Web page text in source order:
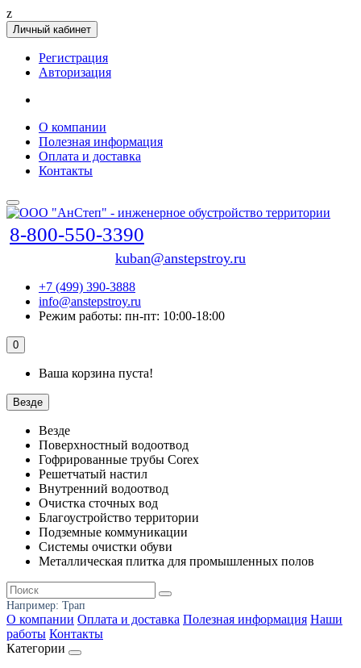
z
Личный кабинет
Регистрация
Авторизация
О компании
Полезная информация
Оплата и доставка
Контакты
8-800-550-3390
kuban@anstepstroy.ru
+7 (499) 390-3888
info@anstepstroy.ru
Режим работы: пн-пт: 10:00-18:00
0
Ваша корзина пуста!
Везде
Везде
Поверхностный водоотвод
Гофрированные трубы Corex
Решетчатый настил
Внутренний водоотвод
Очистка сточных вод
Благоустройство территории
Подземные коммуникации
Системы очистки обуви
Металлическая плитка для промышленных полов
Например: Трап
О компании Оплата и доставка Полезная информация Наши
работы Контакты
Категории